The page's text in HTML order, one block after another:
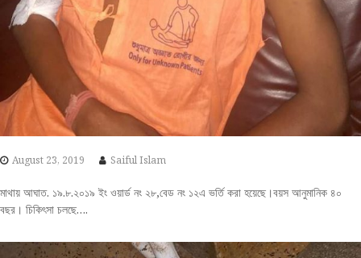
August 23, 2019 Saiful Islam
মাথায় আঘাত. ১৯.৮.২০১৯ ইং ওয়ার্ড নং ২৮,বেড নং ১২এ ভর্তি করা হয়েছে।বয়স আনুমানিক ৪০
বছর। চিকিৎসা চলছে….